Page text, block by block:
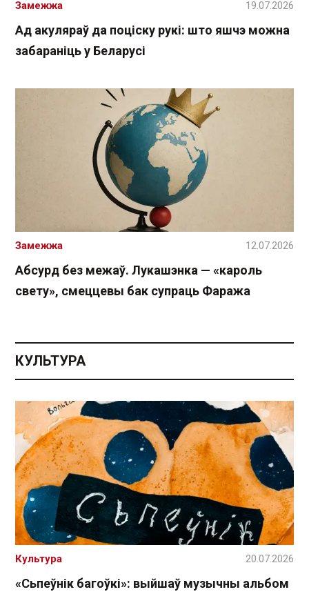
Ад акуляраў да поціску рукі: што яшчэ можна
забараніць у Беларусі
Замежжа 19.07.2026
Абсурд без межаў. Лукашэнка — «кароль
свету», смеццевы бак супраць Фаража
Замежжа 12.07.2026
КУЛЬТУРА
«Сьпеўнік багоўкі»: выйшаў музычны альбом
Культура 20.07.2026